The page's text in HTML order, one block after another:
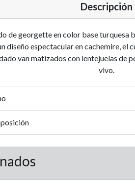
Descripción
de georgette en color base turquesa
diseño espectacular en cachemire, el
van matizados con lentejuelas de
vivo.